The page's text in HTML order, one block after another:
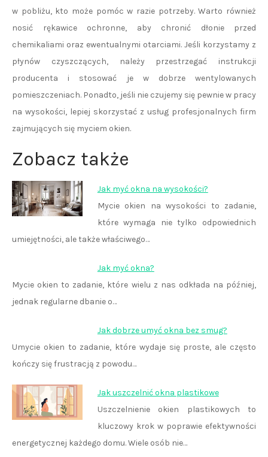
w pobliżu, kto może pomóc w razie potrzeby. Warto również
nosić rękawice ochronne, aby chronić dłonie przed
chemikaliami oraz ewentualnymi otarciami. Jeśli korzystamy z
płynów czyszczących, należy przestrzegać instrukcji
producenta i stosować je w dobrze wentylowanych
pomieszczeniach. Ponadto, jeśli nie czujemy się pewnie w pracy
na wysokości, lepiej skorzystać z usług profesjonalnych firm
zajmujących się myciem okien.
Zobacz także
Jak myć okna na wysokości?
Mycie okien na wysokości to zadanie,
które wymaga nie tylko odpowiednich
umiejętności, ale także właściwego…
Jak myć okna?
Mycie okien to zadanie, które wielu z nas odkłada na później,
jednak regularne dbanie o…
Jak dobrze umyć okna bez smug?
Umycie okien to zadanie, które wydaje się proste, ale często
kończy się frustracją z powodu…
Jak uszczelnić okna plastikowe
Uszczelnienie okien plastikowych to
kluczowy krok w poprawie efektywności
energetycznej każdego domu. Wiele osób nie…